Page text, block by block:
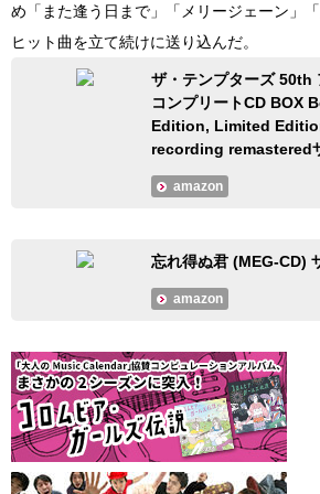
め「また逢う日まで」「メリージェーン」
ヒット曲を立て続けに送り込んだ。
ザ・テンプターズ 50th
コンプリートCD BOX
Edition, Limited
recording remastered
amazon
忘れ得ぬ君 (MEG-CD)
amazon